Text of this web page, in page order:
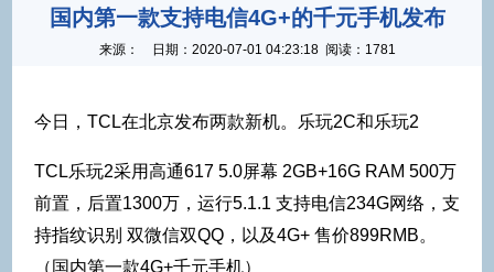
国内第一款支持电信4G+的千元手机发布
来源： 日期： 2020-07-01 04:23:18 阅读：1781
今日，TCL在北京发布两款新机。乐玩2C和乐玩2
TCL乐玩2采用高通617 5.0屏幕 2GB+16G RAM 500万
前置，后置1300万，运行5.1.1 支持电信234G网络，支
持指纹识别 双微信双QQ，以及4G+ 售价899RMB。
（国内第一款4G+千元手机）